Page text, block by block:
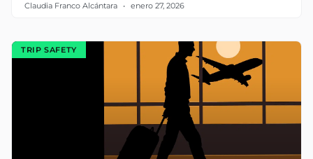
Claudia Franco Alcántara enero 27, 2026
TRIP SAFETY